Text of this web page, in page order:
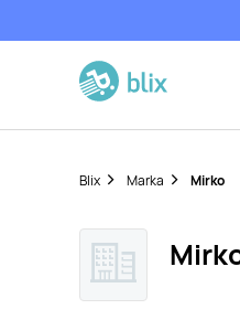
Blix Marka Mirko